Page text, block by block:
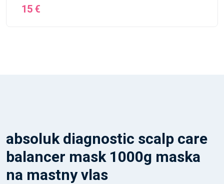
15 €
absoluk diagnostic scalp care
balancer mask 1000g maska
na mastny vlas